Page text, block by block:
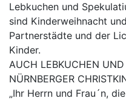
Lebkuchen und
sind Kinderweihnacht
Partnerstädte und der
Kinder.
AUCH LEBKUCHEN
NÜRNBERGER
„Ihr Herrn und Frau´n,